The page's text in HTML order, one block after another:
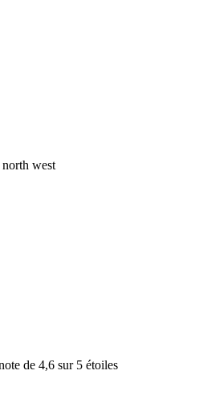
west
de 4,6 sur 5 étoiles